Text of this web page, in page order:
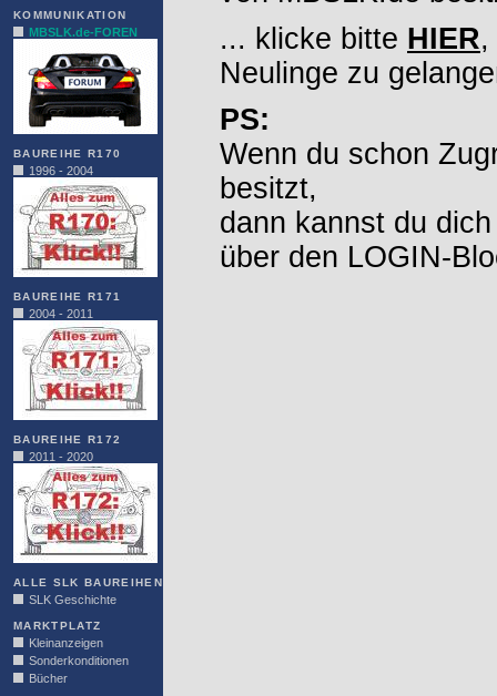
KOMMUNIKATION
MBSLK.de-FOREN
BAUREIHE R170
1996 - 2004
BAUREIHE R171
2004 - 2011
BAUREIHE R172
2011 - 2020
ALLE SLK BAUREIHEN
SLK Geschichte
MARKTPLATZ
Kleinanzeigen
Sonderkonditionen
Bücher
... klicke bitte HIER,
Neulinge zu
PS:
Wenn du schon
besitzt,
dann kannst du
über den LOGIN-